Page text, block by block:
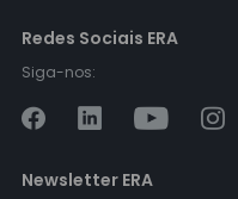
Redes Sociais ERA
Siga-nos:
Newsletter ERA